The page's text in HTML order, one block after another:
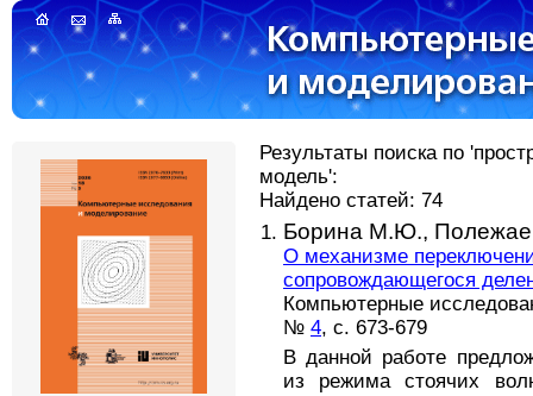
Результаты поиска по
модель':
Найдено статей: 74
Борина М.Ю.,
О механизме
сопровождающегося
Компьютерные
№ 4, с. 673-679
В данной работе
из режима стоячих